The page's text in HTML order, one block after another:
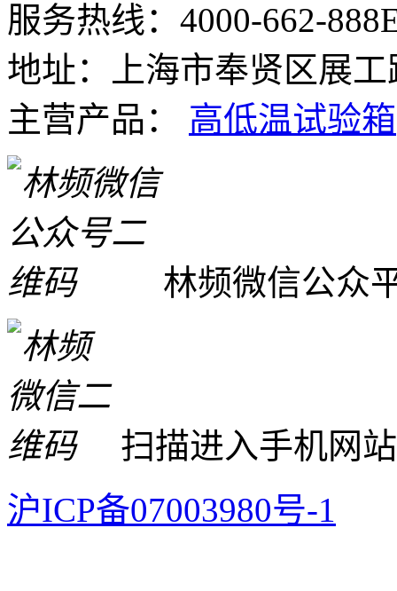
服务热线：4000-662-888
地址：上海市奉贤区展工
主营产品： 高低温试验箱
林频微信公众
扫描进入手机网
沪ICP备07003980号-1